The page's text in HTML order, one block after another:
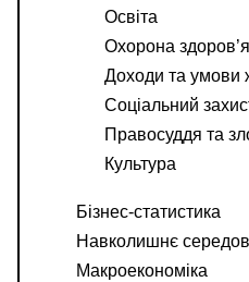
Освіта
Охорона здоров’я
Доходи та умови
Соціальний
Правосуддя та
Культура
Бізнес-статистика
Навколишнє
Макроекономіка